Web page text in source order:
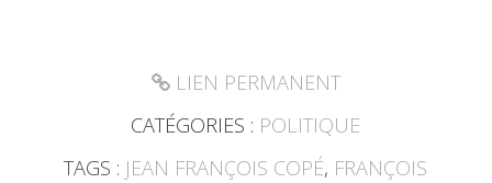
LIEN PERMANENT
CATÉGORIES : POLITIQUE
TAGS : JEAN FRANÇOIS COPÉ, FRANÇOIS